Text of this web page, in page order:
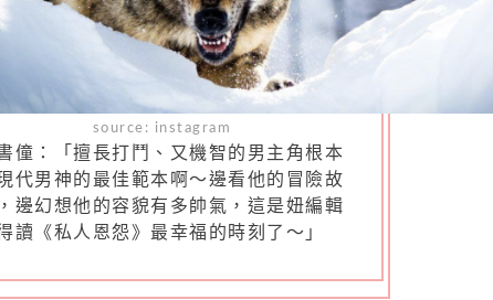
source: instagram
僮：「擅長打鬥、又機智的男主角根本
代男神的最佳範本啊～邊看他的冒險故
邊幻想他的容貌有多帥氣，這是妞編輯
讀《私人恩怨》最幸福的時刻了～」